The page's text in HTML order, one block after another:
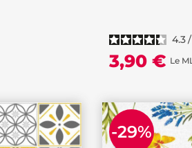
4.3/
3,90 € Le ML
-29%